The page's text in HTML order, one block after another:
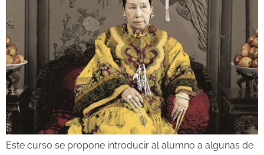
Este curso se propone introducir al alumno a algunas de